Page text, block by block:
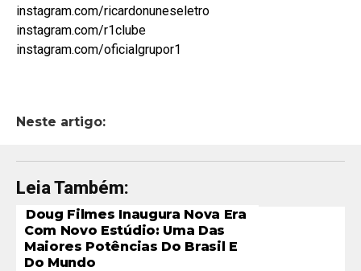
instagram.com/ricardonuneseletro
instagram.com/r1clube
instagram.com/oficialgrupor1
Neste artigo:
Leia Também:
Doug Filmes Inaugura Nova Era
Com Novo Estúdio: Uma Das
Maiores Potências Do Brasil E
Do Mundo